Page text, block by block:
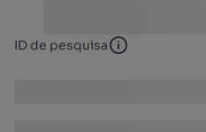
ID de pesquisa ID de pesquisa